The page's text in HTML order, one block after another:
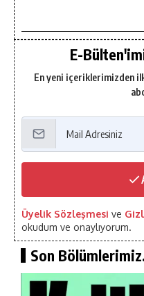
E-
En yeni içeriklerimizden
Üyelik Sözleşmesi ve
okudum ve onaylıyorum.
Son